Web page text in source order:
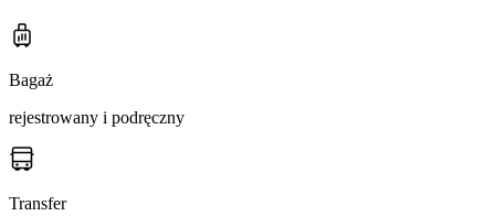
Bagaż
rejestrowany i podręczny
Transfer